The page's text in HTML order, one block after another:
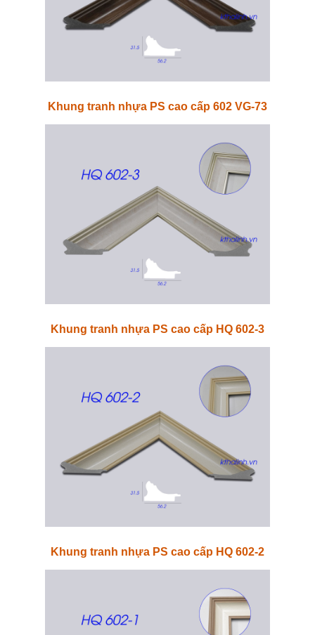
Khung tranh nhựa PS cao cấp 602 VG-73
Khung tranh nhựa PS cao cấp HQ 602-3
Khung tranh nhựa PS cao cấp HQ 602-2